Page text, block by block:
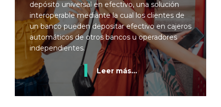
depósito universal en efectivo, una solución
interoperable mediante la cual los clientes de
un banco pueden depositar efectivo en cajeros
automáticos de otros bancos u operadores
independientes.
Leer más...